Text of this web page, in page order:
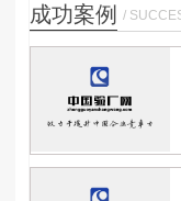
成功案例 /